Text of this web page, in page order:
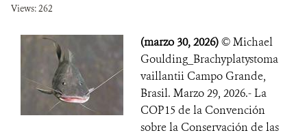
Views: 262
(marzo 30, 2026)© Michael
Goulding_Brachyplatystoma
vaillantii Campo Grande,
Brasil. Marzo 29, 2026.- La
COP15 de la Convención
sobre la Conservación de las